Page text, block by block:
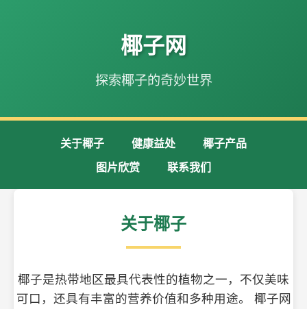
椰子网
探索椰子的奇妙世界
关于椰子 健康益处
椰子产品
图片欣赏
联系我们
关于椰子
椰子是热带地区最具代表性的植物之一，不仅美味
可口，还具有丰富的营养价值和多种用途。 椰子网